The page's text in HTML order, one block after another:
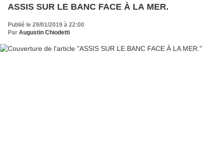
ASSIS SUR LE BANC FACE À LA MER.
Publié le 29/01/2019 à 22:00
Par Augustin Chiodetti